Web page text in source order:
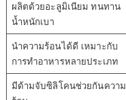
ผลิตด้วยอะลูมิเนียม ทนทาน
น้ำหนักเบา
นำความร้อนได้ดี เหมาะกับ
การทำอาหารหลายประเภท
มีด้ามจับซิลิโคนช่วยกันความ